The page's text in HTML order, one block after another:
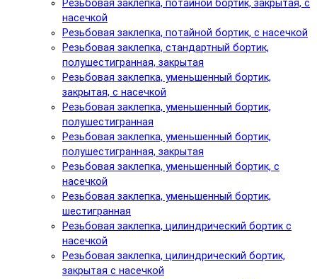
Резьбовая заклепка, потайной бортик, закрытая, с
насечкой
Резьбовая заклепка, потайной бортик, с насечкой
Резьбовая заклепка, стандартный бортик,
полушестигранная, закрытая
Резьбовая заклепка, уменьшенный бортик,
закрытая, с насечкой
Резьбовая заклепка, уменьшенный бортик,
полушестигранная
Резьбовая заклепка, уменьшенный бортик,
полушестигранная, закрытая
Резьбовая заклепка, уменьшенный бортик, с
насечкой
Резьбовая заклепка, уменьшенный бортик,
шестигранная
Резьбовая заклепка, цилиндрический бортик с
насечкой
Резьбовая заклепка, цилиндрический бортик,
закрытая с насечкой